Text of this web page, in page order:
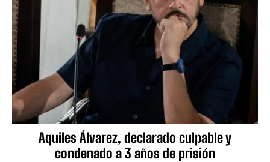
Aquiles Álvarez, declarado culpable y
condenado a 3 años de prisión